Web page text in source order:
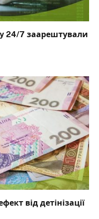
24/7 заарештували
від детінізації